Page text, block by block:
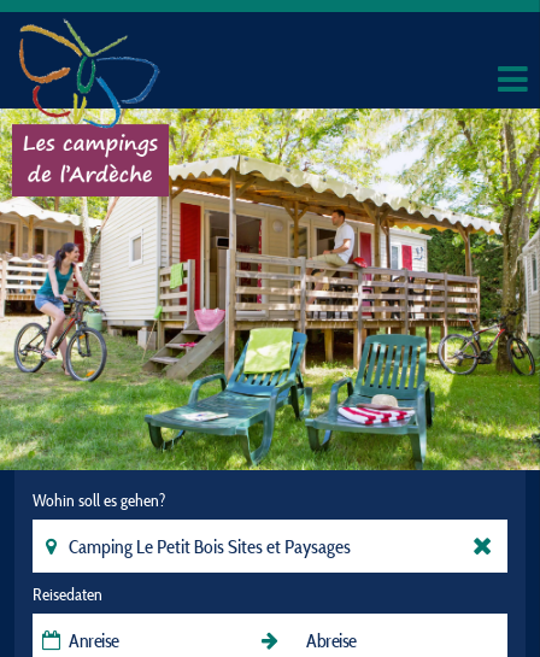
Wohin soll es gehen?
Reisedaten